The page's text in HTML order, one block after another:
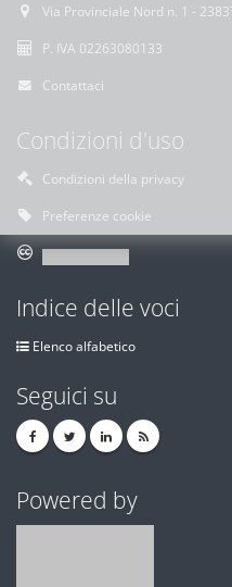
Via Provinciale Nord n. 1 -
P. IVA 02263080133
Contattaci
Condizioni d'uso
Condizioni della privacy
Preferenze cookie
Indice delle voci
Elenco alfabetico
Seguici su
Powered by